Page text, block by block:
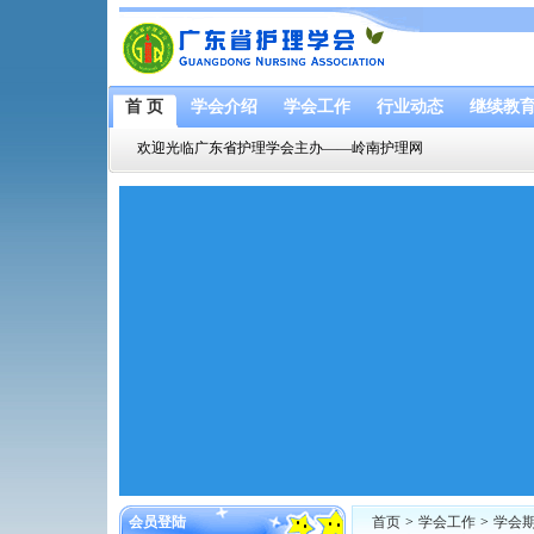
首 页 学会介绍 学会工作 行业动态 继续教
欢迎光临广东省护理学会主办——岭南护理网
会员登陆 首页 > 学会工作 > 学会